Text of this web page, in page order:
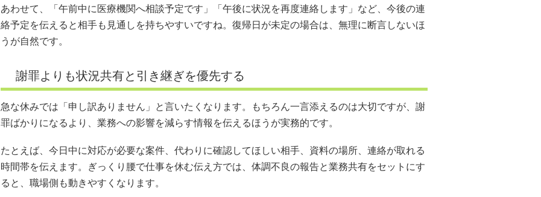
あわせて、「午前中に医療機関へ相談予定です」「午後に状況を再度連絡します」など、今後の連
絡予定を伝えると相手も見通しを持ちやすいですね。復帰日が未定の場合は、無理に断言しないほ
うが自然です。
謝罪よりも状況共有と引き継ぎを優先する
急な休みでは「申し訳ありません」と言いたくなります。もちろん一言添えるのは大切ですが、謝
罪ばかりになるより、業務への影響を減らす情報を伝えるほうが実務的です。
たとえば、今日中に対応が必要な案件、代わりに確認してほしい相手、資料の場所、連絡が取れる
時間帯を伝えます。ぎっくり腰で仕事を休む伝え方では、体調不良の報告と業務共有をセットにす
ると、職場側も動きやすくなります。